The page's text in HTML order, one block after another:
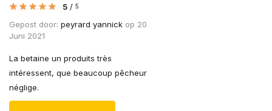
5 / 5
Gepost door: peyrard yannick op 20
Juni 2021
La betaine un produits très
intéressent, que beaucoup pêcheur
néglige.